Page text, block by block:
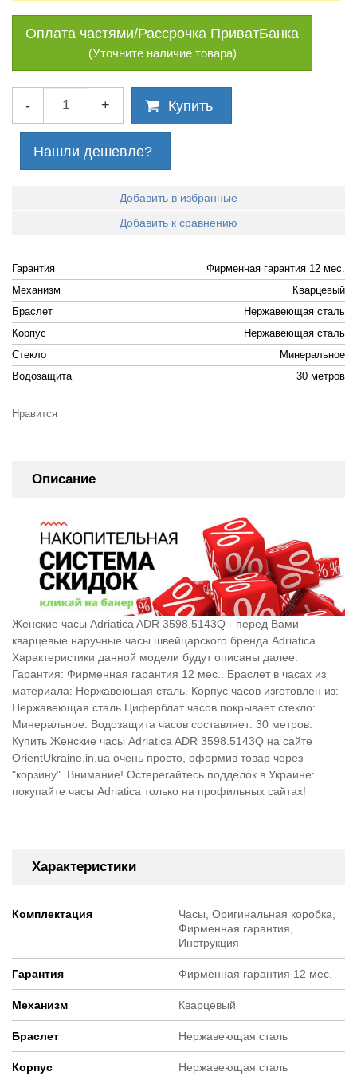
Оплата частями/Рассрочка ПриватБанка
(Уточните наличие товара)
- + Купить
Нашли дешевле?
Добавить в избранные
Добавить к сравнению
Гарантия
Фирменная гарантия 12 мес.
Механизм
Кварцевый
Браслет
Нержавеющая сталь
Корпус
Нержавеющая сталь
Стекло
Минеральное
Водозащита
30 метров
Нравится
Описание
Женские часы Adriatica ADR 3598.5143Q - перед Вами
кварцевые наручные часы швейцарского бренда Adriatica.
Характеристики данной модели будут описаны далее.
Гарантия: Фирменная гарантия 12 мес.. Браслет в часах из
материала: Нержавеющая сталь. Корпус часов изготовлен из:
Нержавеющая сталь.Циферблат часов покрывает стекло:
Минеральное. Водозащита часов составляет: 30 метров.
Купить Женские часы Adriatica ADR 3598.5143Q на сайте
OrientUkraine.in.ua очень просто, оформив товар через
"корзину". Внимание! Остерегайтесь подделок в Украине:
покупайте часы Adriatica только на профильных сайтах!
Характеристики
Комплектация
Часы, Оригинальная коробка,
Фирменная гарантия,
Инструкция
Гарантия Фирменная гарантия 12 мес.
Механизм Кварцевый
Браслет Нержавеющая сталь
Корпус Нержавеющая сталь